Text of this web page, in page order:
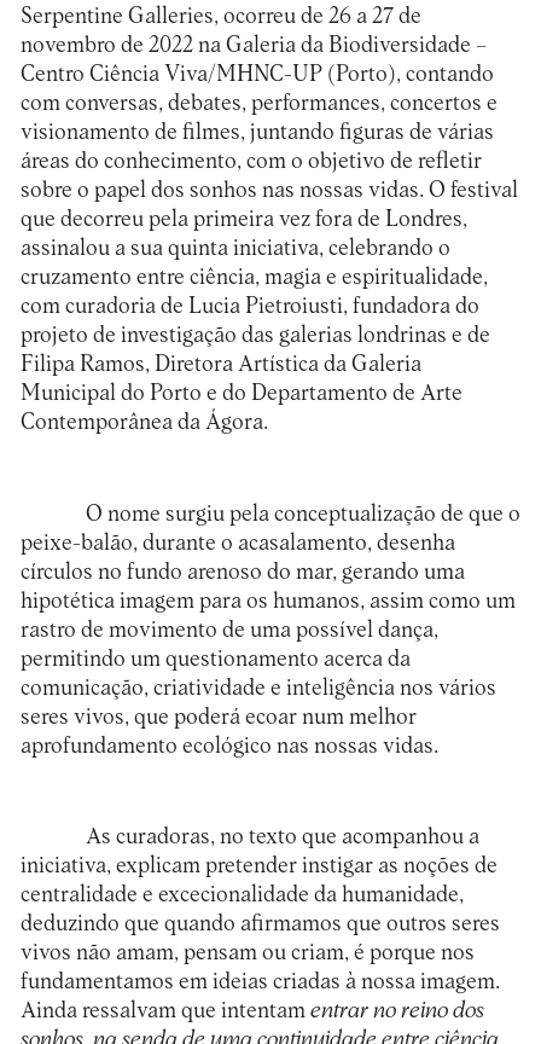
Serpentine Galleries, ocorreu de 26 a 27 de
novembro de 2022 na Galeria da Biodiversidade –
Centro Ciência Viva/MHNC-UP (Porto), contando
com conversas, debates, performances, concertos e
visionamento de filmes, juntando figuras de várias
áreas do conhecimento, com o objetivo de refletir
sobre o papel dos sonhos nas nossas vidas. O festival
que decorreu pela primeira vez fora de Londres,
assinalou a sua quinta iniciativa, celebrando o
cruzamento entre ciência, magia e espiritualidade,
com curadoria de Lucia Pietroiusti, fundadora do
projeto de investigação das galerias londrinas e de
Filipa Ramos, Diretora Artística da Galeria
Municipal do Porto e do Departamento de Arte
Contemporânea da Ágora.
O nome surgiu pela conceptualização de que o
peixe-balão, durante o acasalamento, desenha
círculos no fundo arenoso do mar, gerando uma
hipotética imagem para os humanos, assim como um
rastro de movimento de uma possível dança,
permitindo um questionamento acerca da
comunicação, criatividade e inteligência nos vários
seres vivos, que poderá ecoar num melhor
aprofundamento ecológico nas nossas vidas.
As curadoras, no texto que acompanhou a
iniciativa, explicam pretender instigar as noções de
centralidade e excecionalidade da humanidade,
deduzindo que quando afirmamos que outros seres
vivos não amam, pensam ou criam, é porque nos
fundamentamos em ideias criadas à nossa imagem.
Ainda ressalvam que intentam entrar no reino dos